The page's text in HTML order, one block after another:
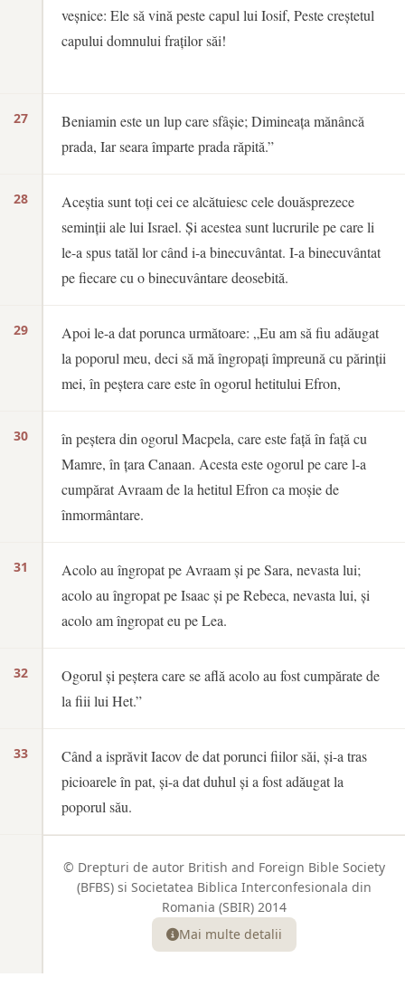
27
28
29
30
31
32
33
veșnice: Ele să vină peste capul lui Iosif, Peste creștetul
capului domnului fraților săi!
Beniamin este un lup care sfâșie; Dimineața mănâncă
prada, Iar seara împarte prada răpită.”
Aceștia sunt toți cei ce alcătuiesc cele douăsprezece
seminții ale lui Israel. Și acestea sunt lucrurile pe care li
le-a spus tatăl lor când i-a binecuvântat. I-a binecuvântat
pe fiecare cu o binecuvântare deosebită.
Apoi le-a dat porunca următoare: „Eu am să fiu adăugat
la poporul meu, deci să mă îngropați împreună cu părinții
mei, în peștera care este în ogorul hetitului Efron,
în peștera din ogorul Macpela, care este față în față cu
Mamre, în țara Canaan. Acesta este ogorul pe care l-a
cumpărat Avraam de la hetitul Efron ca moșie de
înmormântare.
Acolo au îngropat pe Avraam și pe Sara, nevasta lui;
acolo au îngropat pe Isaac și pe Rebeca, nevasta lui, și
acolo am îngropat eu pe Lea.
Ogorul și peștera care se află acolo au fost cumpărate de
la fiii lui Het.”
Când a isprăvit Iacov de dat porunci fiilor săi, și-a tras
picioarele în pat, și-a dat duhul și a fost adăugat la
poporul său.
© Drepturi de autor British and Foreign Bible Society
(BFBS) si Societatea Biblica Interconfesionala din
Romania (SBIR) 2014
Mai multe detalii